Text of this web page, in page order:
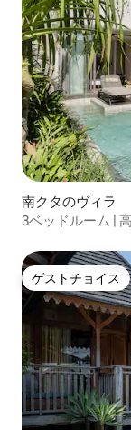
南クタのヴィラ
3ベッドルーム |
ゲストチョイス
ゲストチョイス